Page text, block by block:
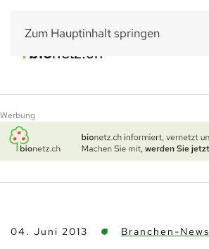
Zum Hauptinhalt springen
Werbung
04. Juni 2013 Branchen-News